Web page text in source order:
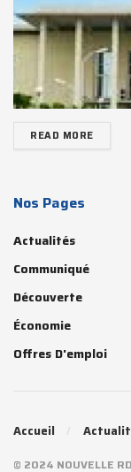
READ MORE
Nos Pages
Actualités
Communiqué
Découverte
Économie
Offres D'emploi
Accueil
© 2024 NOUVELLE